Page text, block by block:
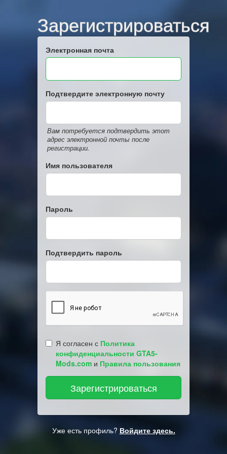
Зарегистрироваться
Электронная почта
Подтвердите электронную почту
Вам потребуется подтвердить этот
адрес электронной почты после
регистрации.
Имя пользователя
Пароль
Подтвердить пароль
Я согласен с Политика
конфиденциальности GTA5-
Mods.com и Правила пользования
Уже есть профиль? Войдите здесь.